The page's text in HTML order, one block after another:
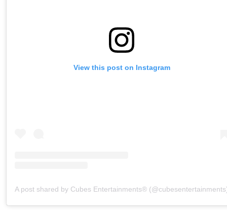
View this post on Instagram
A post shared by Cubes Entertainments®️